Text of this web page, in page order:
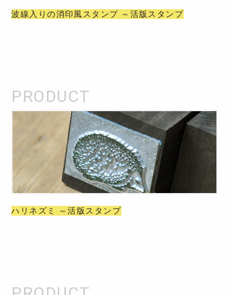
波線入りの消印風スタンプ ～活版スタンプ
ハリネズミ ～活版スタンプ